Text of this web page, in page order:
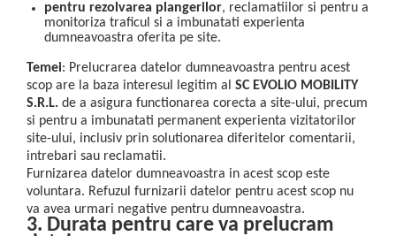
pentru rezolvarea plangerilor, reclamatiilor si pentru a
monitoriza traficul si a imbunatati experienta
dumneavoastra oferita pe site.
Temei: Prelucrarea datelor dumneavoastra pentru acest
scop are la baza interesul legitim al SC EVOLIO MOBILITY
S.R.L. de a asigura functionarea corecta a site-ului, precum
si pentru a imbunatati permanent experienta vizitatorilor
site-ului, inclusiv prin solutionarea diferitelor comentarii,
intrebari sau reclamatii.
Furnizarea datelor dumneavoastra in acest scop este
voluntara. Refuzul furnizarii datelor pentru acest scop nu
va avea urmari negative pentru dumneavoastra.
3. Durata pentru care va prelucram